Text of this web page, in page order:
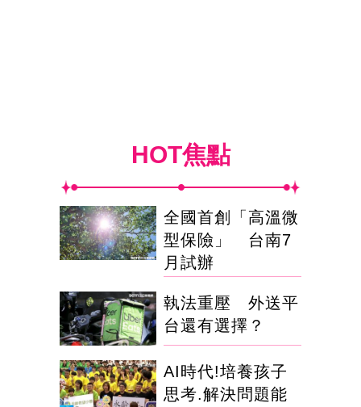
HOT焦點
全國首創「高溫微
型保險」 台南7
月試辦
執法重壓 外送平
台還有選擇？
AI時代!培養孩子
思考.解決問題能